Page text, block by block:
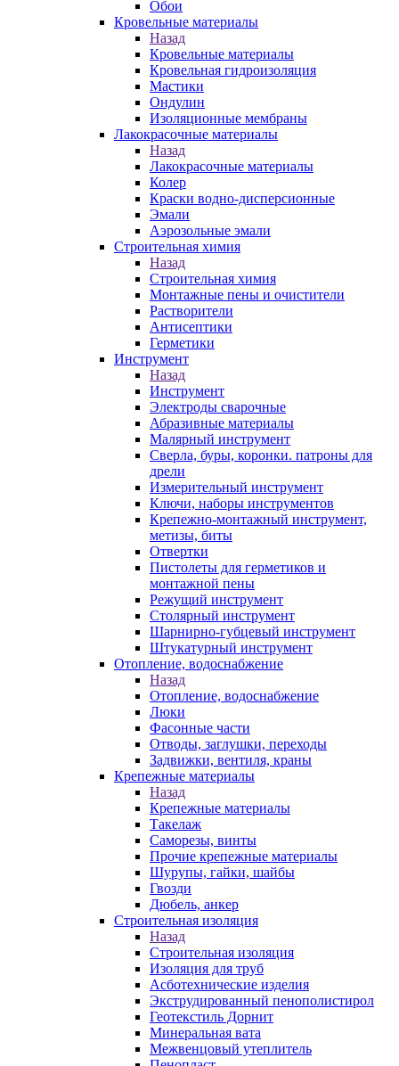
Обои
Кровельные материалы
Назад
Кровельные материалы
Кровельная гидроизоляция
Мастики
Ондулин
Изоляционные мембраны
Лакокрасочные материалы
Назад
Лакокрасочные материалы
Колер
Краски водно-дисперсионные
Эмали
Аэрозольные эмали
Строительная химия
Назад
Строительная химия
Монтажные пены и очистители
Растворители
Антисептики
Герметики
Инструмент
Назад
Инструмент
Электроды сварочные
Абразивные материалы
Малярный инструмент
Сверла, буры, коронки. патроны для
дрели
Измерительный инструмент
Ключи, наборы инструментов
Крепежно-монтажный инструмент,
метизы, биты
Отвертки
Пистолеты для герметиков и
монтажной пены
Режущий инструмент
Столярный инструмент
Шарнирно-губцевый инструмент
Штукатурный инструмент
Отопление, водоснабжение
Назад
Отопление, водоснабжение
Люки
Фасонные части
Отводы, заглушки, переходы
Задвижки, вентиля, краны
Крепежные материалы
Назад
Крепежные материалы
Такелаж
Саморезы, винты
Прочие крепежные материалы
Шурупы, гайки, шайбы
Гвозди
Дюбель, анкер
Строительная изоляция
Назад
Строительная изоляция
Изоляция для труб
Асботехнические изделия
Экструдированный пенополистирол
Геотекстиль Дорнит
Минеральная вата
Межвенцовый утеплитель